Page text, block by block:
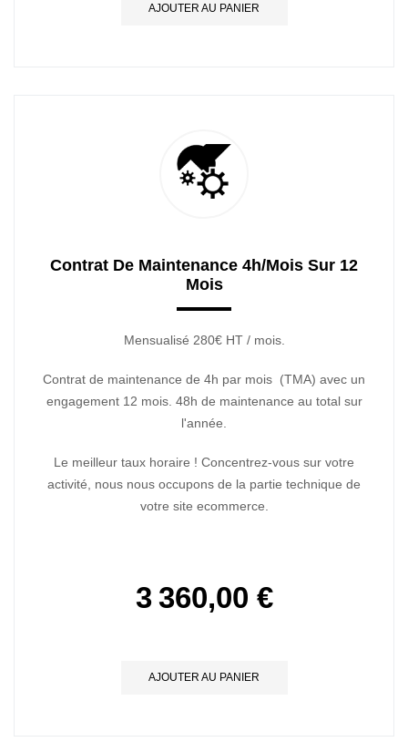
AJOUTER AU PANIER
Contrat De Maintenance 4h/mois Sur 12
Mois
Mensualisé 280€ HT / mois.
Contrat de maintenance de 4h par mois (TMA) avec un
engagement 12 mois. 48h de maintenance au total sur
l'année.
Le meilleur taux horaire ! Concentrez-vous sur votre
activité, nous nous occupons de la partie technique de
votre site ecommerce.
3 360,00 €
AJOUTER AU PANIER